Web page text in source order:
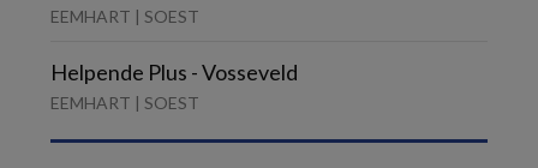
EEMHART | SOEST
Helpende Plus - Vosseveld
EEMHART | SOEST